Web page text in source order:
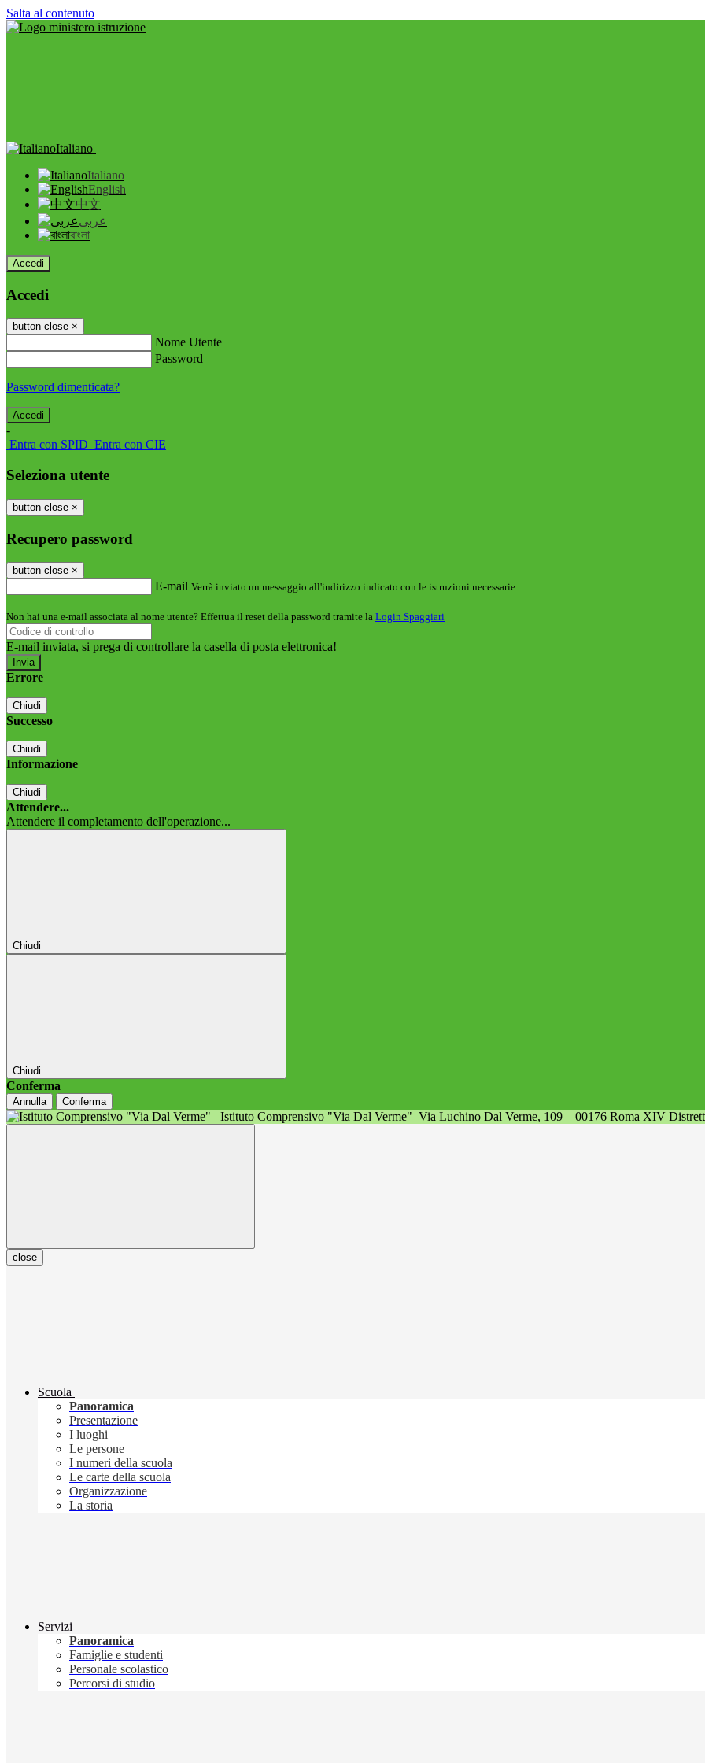
Salta al contenuto
Italiano
Italiano
English
中文
عربى
বাংলা
Accedi
Accedi
button close ×
Nome Utente
Password
Password dimenticata?
-
Entra con SPID Entra con CIE
Seleziona utente
button close ×
Recupero password
button close ×
E-mail Verrà inviato un messaggio all'indirizzo indicato con le istruzioni necessarie.
Non hai una e-mail associata al nome utente? Effettua il reset della password tramite la Login Spaggiari
E-mail inviata, si prega di controllare la casella di posta elettronica!
Errore
Chiudi
Successo
Chiudi
Informazione
Chiudi
Attendere...
Attendere il completamento dell'operazione...
Chiudi
Chiudi
Conferma
Annulla Conferma
Istituto Comprensivo "Via Dal Verme" Via Luchino Dal Verme, 109 – 00176 Roma XIV
close
Scuola
Panoramica
Presentazione
I luoghi
Le persone
I numeri della scuola
Le carte della scuola
Organizzazione
La storia
Servizi
Panoramica
Famiglie e studenti
Personale scolastico
Percorsi di studio